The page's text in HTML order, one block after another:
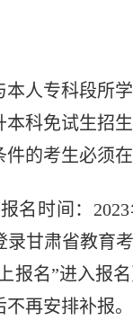
人专科段所
科免试生招
件的考生必须
名时间：
甘肃省教育
报名”进入报
再安排补报。